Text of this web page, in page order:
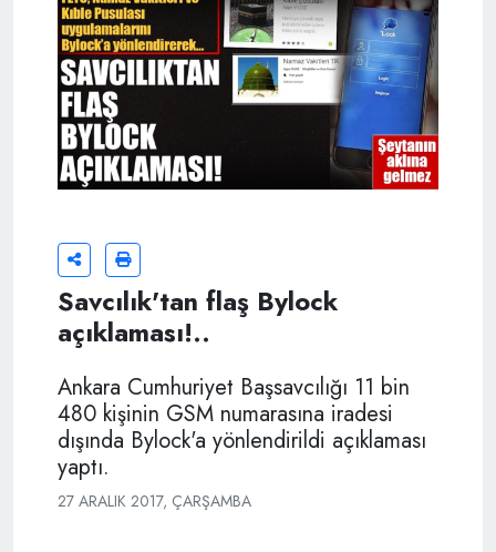
Savcılık'tan flaş Bylock
açıklaması!..
Ankara Cumhuriyet Başsavcılığı 11 bin
480 kişinin GSM numarasına iradesi
dışında Bylock'a yönlendirildi açıklaması
yaptı.
27 ARALIK 2017, ÇARŞAMBA